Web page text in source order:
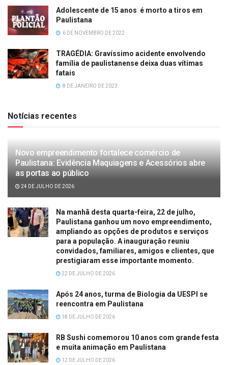
Adolescente de 15 anos é morto a tiros em
Paulistana
6 DE NOVEMBRO DE 2022
TRAGÉDIA: Gravíssimo acidente envolvendo
família de paulistanense deixa duas vítimas
fatais
8 DE JANEIRO DE 2023
Notícias recentes
Novo empreendimento fortalece comércio de
Paulistana: Evidência Maquiagens e Acessórios abre
as portas ao público
24 DE JULHO DE 2026
Na manhã desta quarta-feira, 22 de julho,
Paulistana ganhou um novo empreendimento,
ampliando as opções de produtos e serviços
para a população. A inauguração reuniu
convidados, familiares, amigos e clientes, que
prestigiaram esse importante momento.
22 DE JULHO DE 2026
Após 24 anos, turma de Biologia da UESPI se
reencontra em Paulistana
18 DE JULHO DE 2026
RB Sushi comemorou 10 anos com grande festa
e muita animação em Paulistana
12 DE JULHO DE 2026